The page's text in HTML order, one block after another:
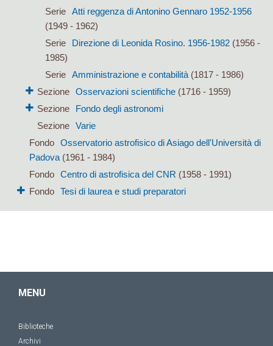
Serie
Atti reggenza di Antonino Gennaro 1952-1956
(1949 - 1962)
Serie
Direzione di Leonida Rosino. 1956-1982 (1956 -
1985)
Serie
Amministrazione e contabilità (1817 - 1986)
Sezione Osservazioni scientifiche(1716 - 1959)
Sezione
Fondo degli astronomi
Sezione Varie
Fondo
Osservatorio astrofisico di Asiago dell'Università di
Padova(1961 - 1984)
Fondo
Centro di astrofisica del CNR (1958 - 1991)
Fondo
Tesi di laurea e studi preparatori
MENU
Biblioteche
Archivi